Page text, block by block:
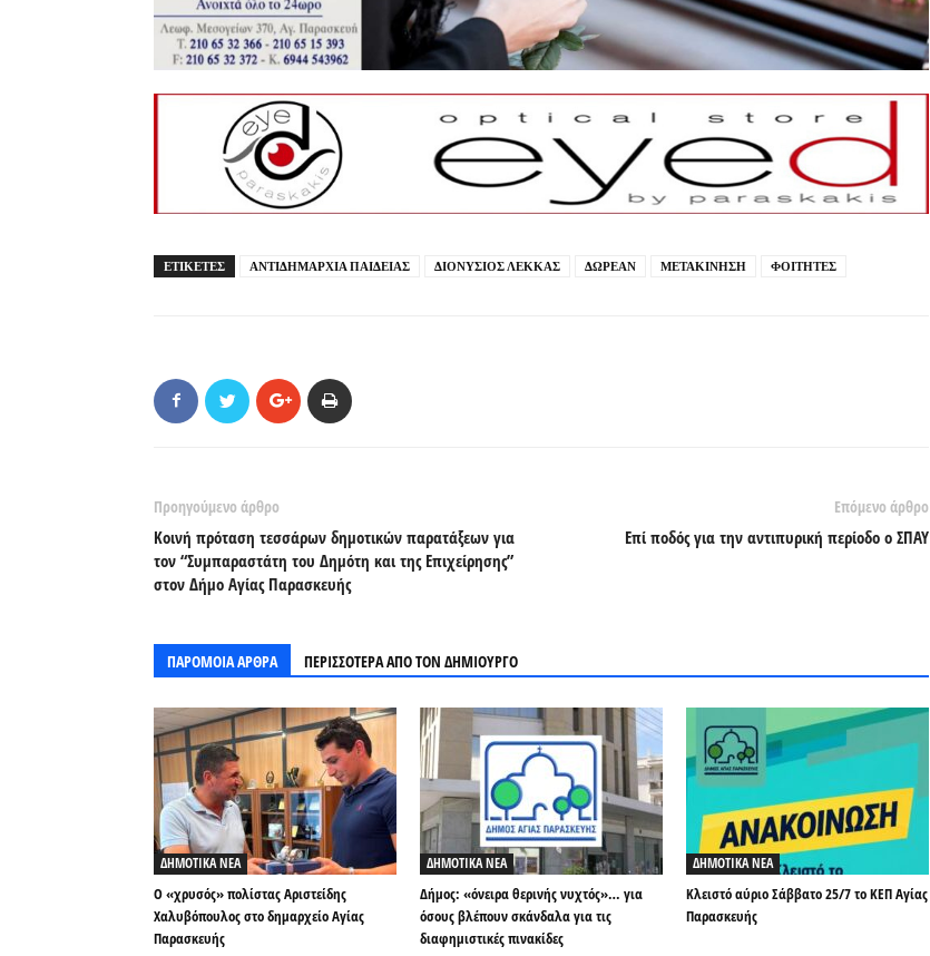
ΕΤΙΚΕΤΕΣ ΑΝΤΙΔΗΜΑΡΧΙΑ ΠΑΙΔΕΙΑΣ ΔΙΟΝΥΣΙΟΣ ΛΕΚΚΑΣ ΔΩΡΕΑΝ ΜΕΤΑΚΙΝΗΣΗ ΦΟΙΤΗΤΕΣ
Προηγούμενο άρθρο
Κοινή πρόταση τεσσάρων δημοτικών παρατάξεων για
τον “Συμπαραστάτη του Δημότη και της Επιχείρησης”
στον Δήμο Αγίας Παρασκευής
Επόμενο άρθρο
Επί ποδός για την αντιπυρική περίοδο ο ΣΠΑΥ
ΠΑΡΟΜΟΙΑ ΑΡΘΡΑ ΠΕΡΙΣΣΟΤΕΡΑ ΑΠΟ ΤΟΝ ΔΗΜΙΟΥΡΓΟ
ΔΗΜΟΤΙΚΑ ΝΕΑ
Ο «χρυσός» πολίστας Αριστείδης
Χαλυβόπουλος στο δημαρχείο Αγίας
Παρασκευής
ΔΗΜΟΤΙΚΑ ΝΕΑ
Δήμος: «όνειρα θερινής νυχτός»… για
όσους βλέπουν σκάνδαλα για τις
διαφημιστικές πινακίδες
ΔΗΜΟΤΙΚΑ ΝΕΑ
Κλειστό αύριο Σάββατο 25/7 το ΚΕΠ Αγίας
Παρασκευής